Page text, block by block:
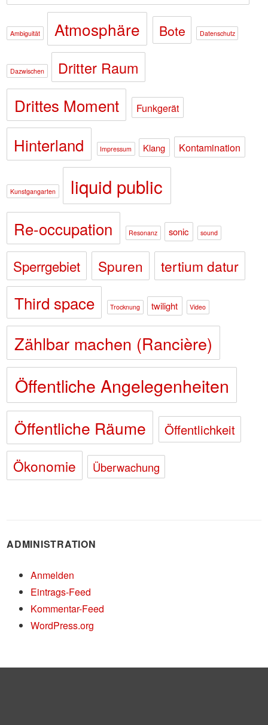
Ambiguität Atmosphäre Bote Datenschutz
Dazwischen Dritter Raum
Drittes Moment Funkgerät
Hinterland Impressum Klang Kontamination
Kunstgangarten liquid public
Re-occupation Resonanz sonic sound
Sperrgebiet Spuren tertium datur
Third space Trocknung twilight Video
Zählbar machen (Rancière)
Öffentliche Angelegenheiten
Öffentliche Räume Öffentlichkeit
Ökonomie Überwachung
ADMINISTRATION
Anmelden
Eintrags-Feed
Kommentar-Feed
WordPress.org